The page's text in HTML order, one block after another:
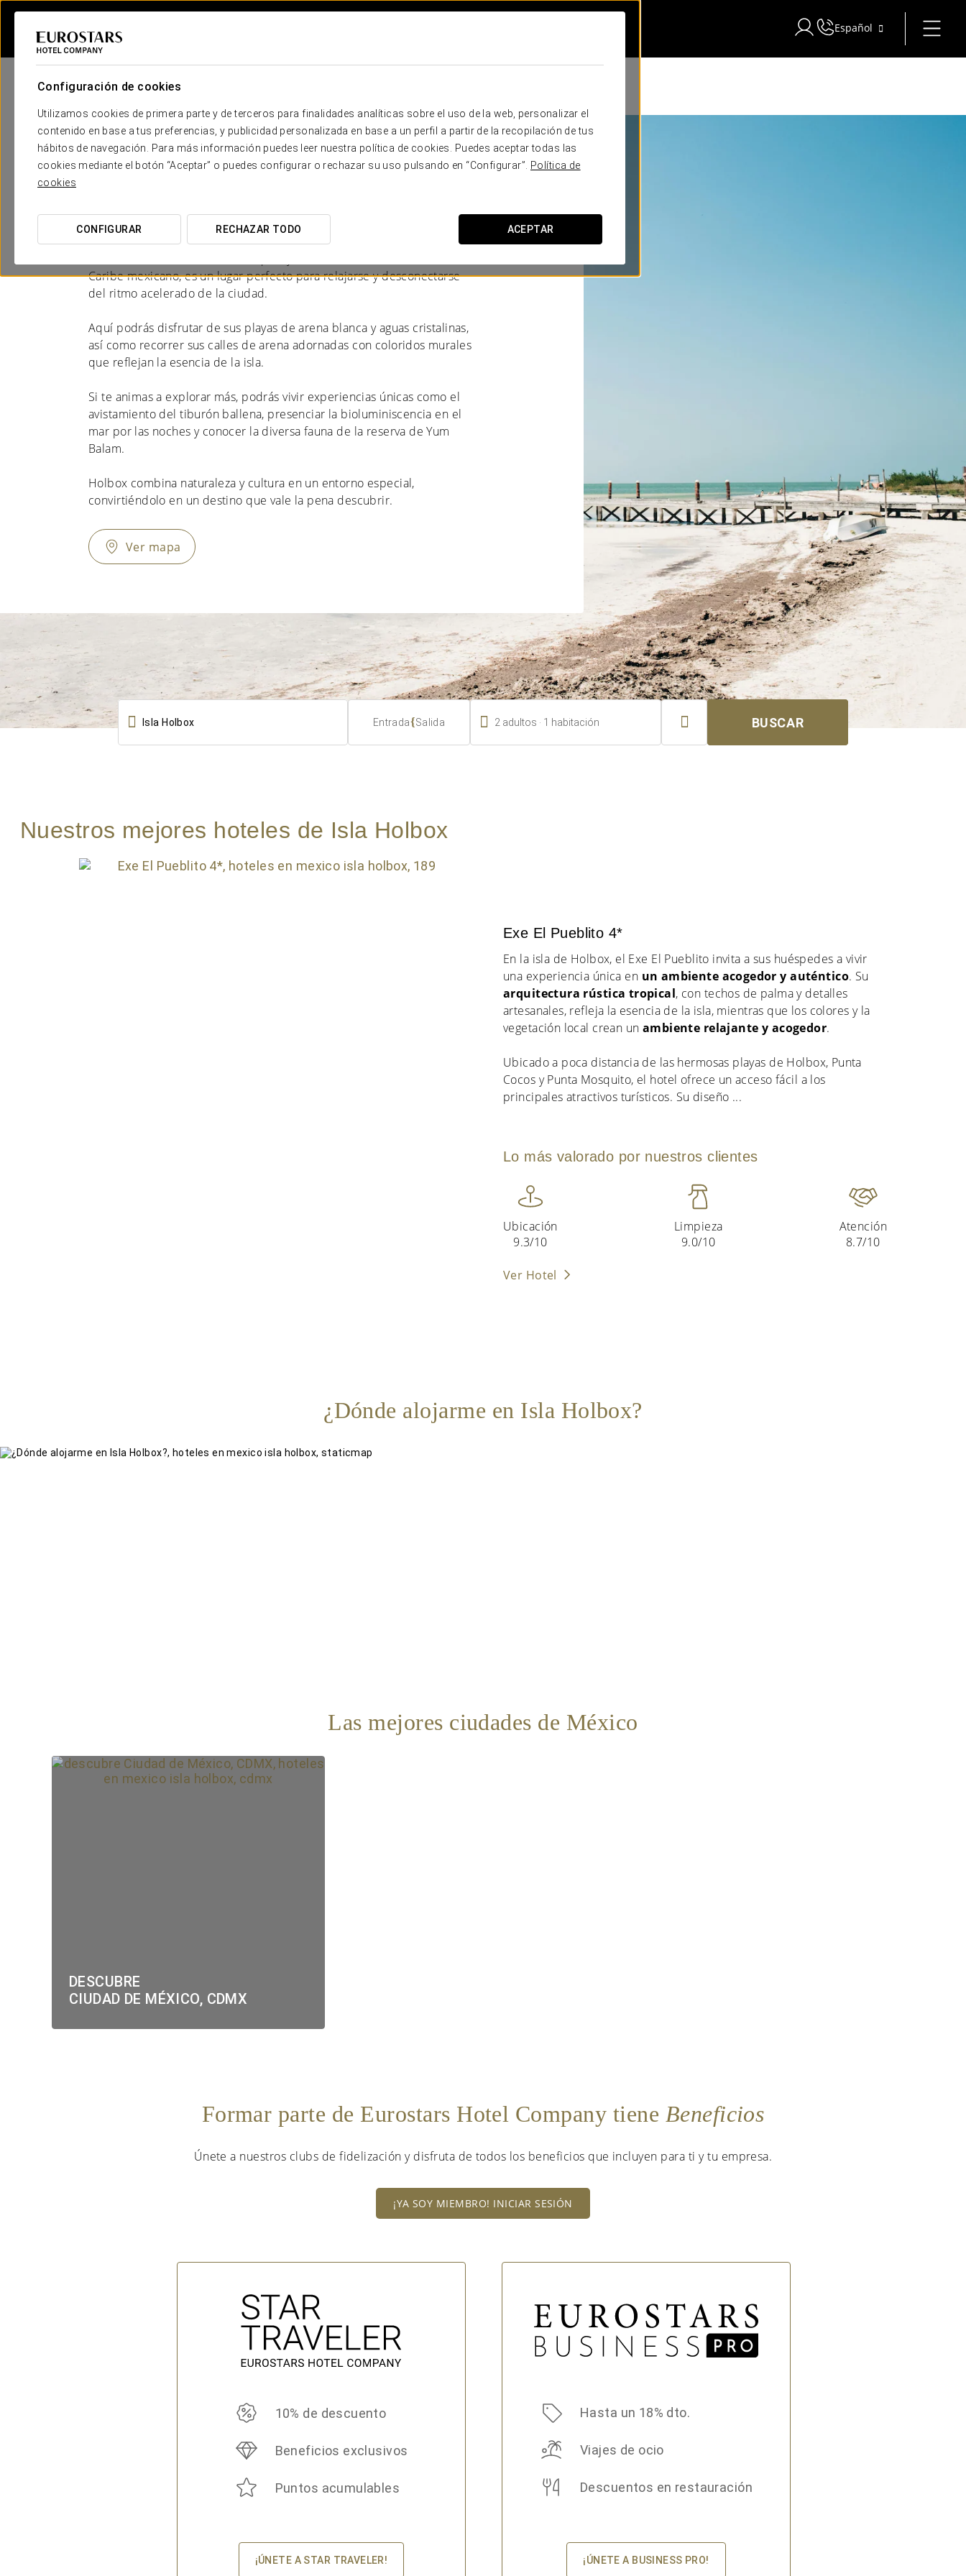
Configuración de cookies
Utilizamos cookies de primera parte y de terceros para finalidades analíticas sobre el uso de la web, personalizar el
contenido en base a tus preferencias, y publicidad personalizada en base a un perfil a partir de la recopilación de tus
hábitos de navegación. Para más información puedes leer nuestra política de cookies. Puedes aceptar todas las
cookies mediante el botón “Aceptar” o puedes configurar o rechazar su uso pulsando en “Configurar”.
Política de
cookies
CONFIGURAR RECHAZAR TODO ACEPTAR
Iniciar sesión en Star Traveler o
Español
Hoteles en Isla Holbox
Holbox es un destino ideal para quienes buscan disfrutar de la
Caribe mexicano, es un lugar perfecto para relajarse y desconectarse
del ritmo acelerado de la ciudad.
Aquí podrás disfrutar de sus playas de arena blanca y aguas cristalinas,
así como recorrer sus calles de arena adornadas con coloridos murales
que reflejan la esencia de la isla.
Si te animas a explorar más, podrás vivir experiencias únicas como el
avistamiento del tiburón ballena, presenciar la bioluminiscencia en el
mar por las noches y conocer la diversa fauna de la reserva de Yum
Balam.
Holbox combina naturaleza y cultura en un entorno especial,
convirtiéndolo en un destino que vale la pena descubrir.
Ver mapa
 Entrada{Salida  2 adultos 1 habitación  BUSCAR
Nuestros mejores hoteles de Isla Holbox
Exe El Pueblito 4*
En la isla de Holbox, el Exe El Pueblito invita a sus huéspedes a vivir
una experiencia única en un ambiente acogedor y auténtico. Su
arquitectura rústica tropical, con techos de palma y detalles
artesanales, refleja la esencia de la isla, mientras que los colores y la
vegetación local crean un ambiente relajante y acogedor.
Ubicado a poca distancia de las hermosas playas de Holbox, Punta
Cocos y Punta Mosquito, el hotel ofrece un acceso fácil a los
principales atractivos turísticos. Su diseño ...
Lo más valorado por nuestros clientes
Ubicación
9.3/10
Limpieza
9.0/10
Atención
8.7/10
Ver Hotel
¿Dónde alojarme en Isla Holbox?
Las mejores ciudades de México
DESCUBRE
CIUDAD DE MÉXICO, CDMX
Formar parte de Eurostars Hotel Company tiene Beneficios
Únete a nuestros clubs de fidelización y disfruta de todos los beneficios que incluyen para ti y tu empresa.
¡YA SOY MIEMBRO! INICIAR SESIÓN
10% de descuento
Beneficios exclusivos
Puntos acumulables
¡ÚNETE A STAR TRAVELER!
Hasta un 18% dto.
Viajes de ocio
Descuentos en restauración
¡ÚNETE A BUSINESS PRO!